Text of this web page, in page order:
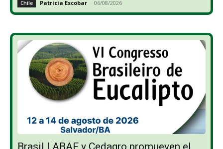
Chile Patricia Escobar - 06/08/2026
Brasil | ABAF y Cedagro promueven el